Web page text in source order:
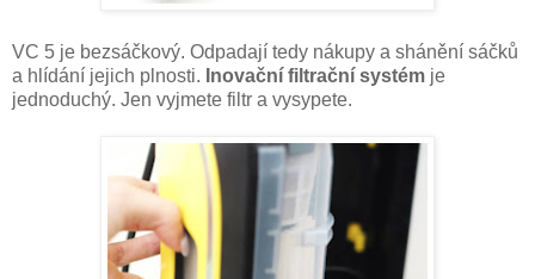
VC 5 je bezsáčkový. Odpadají tedy nákupy a shánění sáčků
a hlídání jejich plnosti. Inovační filtrační systém je
jednoduchý. Jen vyjmete filtr a vysypete.